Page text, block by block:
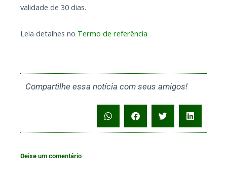
validade de 30 dias.
Leia detalhes no Termo de referência
Compartilhe essa notícia com seus amigos!
Deixe um comentário